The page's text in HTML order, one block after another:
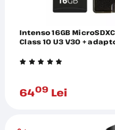
Intenso 16GB
Class 10 U3 V30 +
6409 Lei